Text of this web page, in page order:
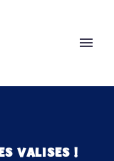
VALISES !